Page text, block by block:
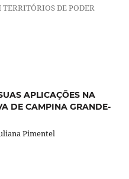
DE PODER
APLICAÇÕES NA
DE CAMPINA GRANDE-
Pimentel